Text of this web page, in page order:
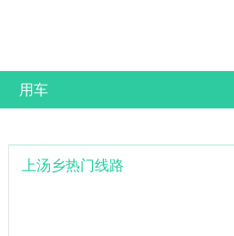
用车
上汤乡热门线路